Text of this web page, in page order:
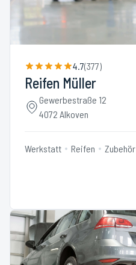
4.7(377)
Reifen Müller
Gewerbestraße 12
4072 Alkoven
Werkstatt Reifen Zubehör